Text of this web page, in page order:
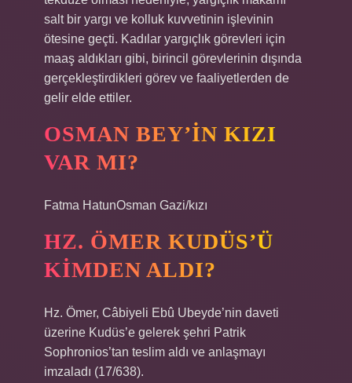
salt bir yargı ve kolluk kuvvetinin işlevinin
ötesine geçti. Kadılar yargıçlık görevleri için
maaş aldıkları gibi, birincil görevlerinin dışında
gerçekleştirdikleri görev ve faaliyetlerden de
gelir elde ettiler.
OSMAN BEY’IN KIZI
VAR MI?
Fatma HatunOsman Gazi/kızı
HZ. ÖMER KUDÜS’Ü
KIMDEN ALDI?
Hz. Ömer, Câbiyeli Ebû Ubeyde’nin daveti
üzerine Kudüs’e gelerek şehri Patrik
Sophronios’tan teslim aldı ve anlaşmayı
imzaladı (17/638).